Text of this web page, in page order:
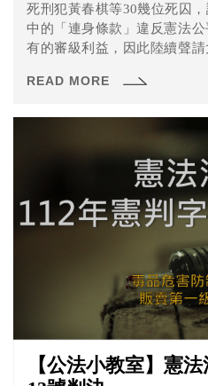
死刑犯黃春棋等30幾位死囚
中的「連身條款」違反憲法
有的審級利益，因此陸續聲
READ MORE
【公法小教室】憲